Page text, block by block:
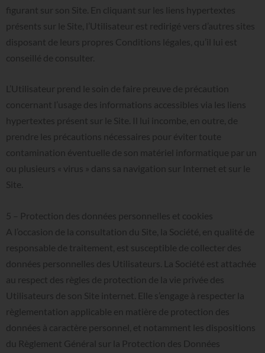
figurant sur son Site. En cliquant sur les liens hypertextes
présents sur le Site, l’Utilisateur est redirigé vers d’autres sites
disposant de leurs propres Conditions légales, qu’il lui est
conseillé de consulter.
L’Utilisateur prend le soin de faire preuve de précaution
concernant l’usage des informations accessibles via les liens
hypertextes présent sur le Site. Il lui incombe, en outre, de
prendre les précautions nécessaires pour éviter toute
contamination éventuelle de son matériel informatique par un
ou plusieurs « virus » dans sa navigation sur Internet et sur le
Site.
5 – Protection des données personnelles et cookies
A l’occasion de la consultation du Site, la Société, en qualité de
responsable de traitement, est susceptible de collecter des
données personnelles des Utilisateurs. La Société est attachée
au respect des règles de protection de la vie privée des
Utilisateurs de son Site internet. Elle s’engage à respecter la
règlementation applicable en matière de protection des
données à caractère personnel, et notamment les dispositions
du Règlement Général sur la Protection des Données